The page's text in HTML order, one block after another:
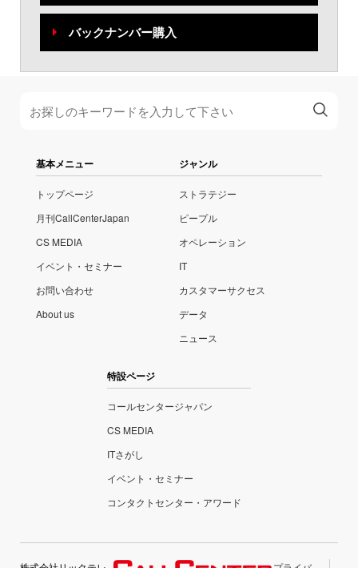
バックナンバー購入
基本メニュー
トップページ
月刊CallCenterJapan
CS MEDIA
イベント・セミナー
お問い合わせ
About us
ジャンル
ストラテジー
ピープル
オペレーション
IT
カスタマーサクセス
データ
ニュース
特設ページ
コールセンタージャパン
CS MEDIA
ITさがし
イベント・セミナー
コンタクトセンター・アワード